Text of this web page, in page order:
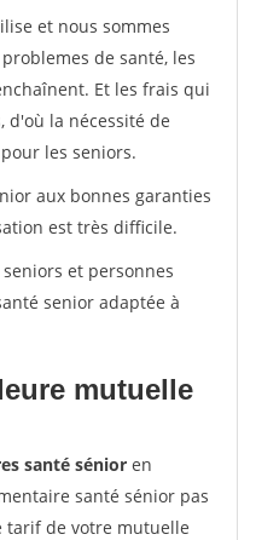
et nous sommes
de santé, les
Et les frais qui
d'où la nécessité de
les seniors.
aux bonnes garanties
est très difficile.
et personnes
senior adaptée à
mutuelle
santé sénior en
santé sénior pas
tarif de votre mutuelle